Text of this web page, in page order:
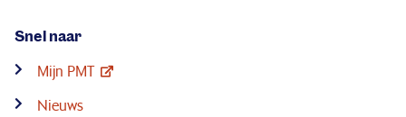
Snel naar
Mijn PMT
Nieuws